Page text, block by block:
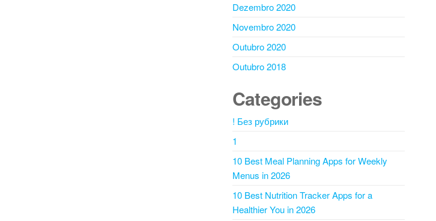
Dezembro 2020
Novembro 2020
Outubro 2020
Outubro 2018
Categories
! Без рубрики
1
10 Best Meal Planning Apps for Weekly
Menus in 2026
10 Best Nutrition Tracker Apps for a
Healthier You in 2026